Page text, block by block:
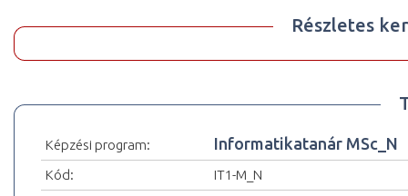
Részletes
Képzési program: Informatikatanár MSc_N
Kód:
IT1-M_N